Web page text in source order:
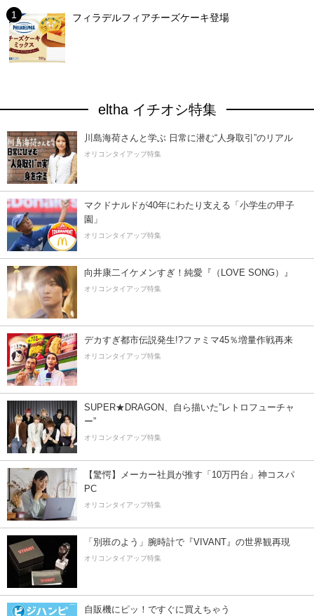
フィラデルフィアチーズケーキ登場
eltha イチオシ特集
川島海荷さんと学ぶ 日常に潜む“人身取引”のリアル
オリコンタイアップ特集
マクドナルドが40年にわたり支える「小学生の甲子
園」
オリコンタイアップ特集
向井康二イケメンすぎ！純愛『（LOVE SONG）』
オリコンタイアップ特集
デカすぎ都市伝説発生!?ファミマ45％増量作戦再来
オリコンタイアップ特集
SUPER★DRAGON、自ら描いた”レトロフューチャ
ー”
オリコンタイアップ特集
【驚愕】メーカー社員が推す「10万円台」神コスパ
PC
オリコンタイアップ特集
「別班のよう」腕時計で『VIVANT』の世界観再現
オリコンタイアップ特集
自販機にピッ！ですぐに買えちゃう